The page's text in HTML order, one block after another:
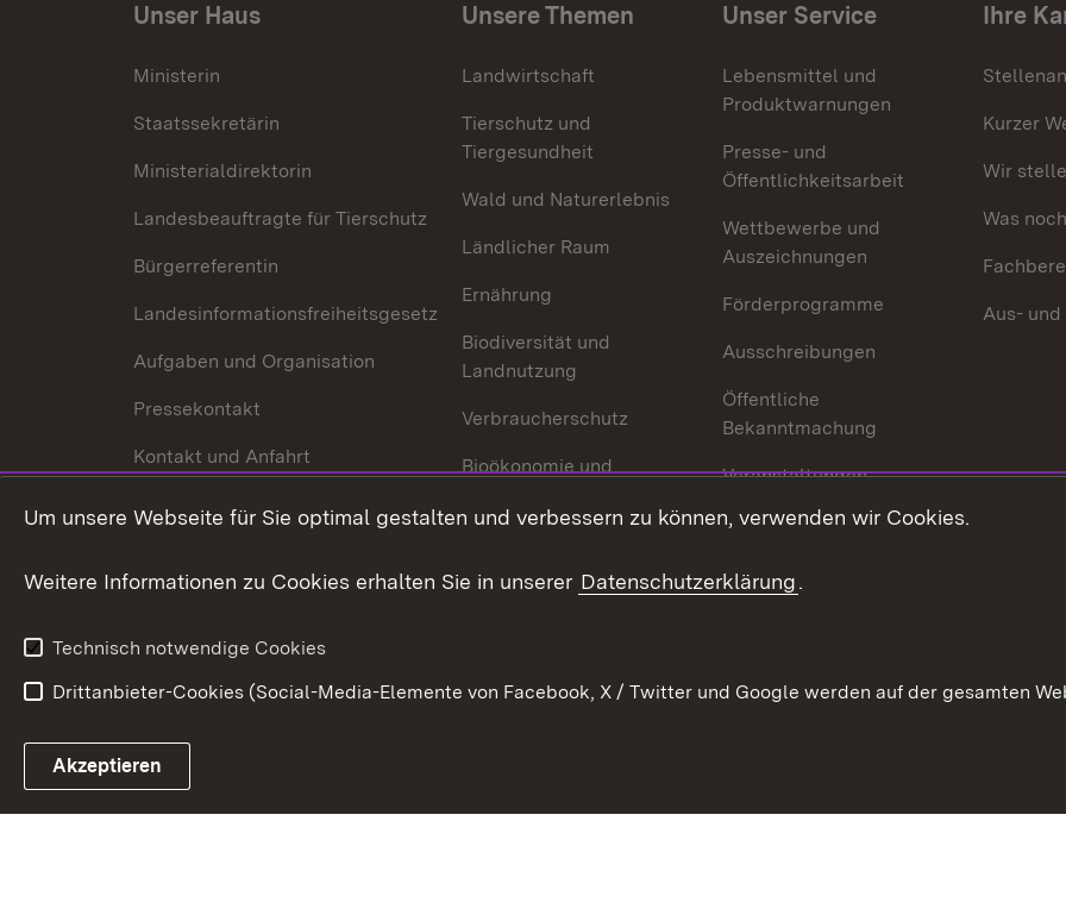
Unser Haus
Ministerin
Staatssekretärin
Ministerialdirektorin
Landesbeauftragte für Tierschutz
Bürgerreferentin
Landesinformationsfreiheitsgesetz
Aufgaben und Organisation
Pressekontakt
Kontakt und Anfahrt
Unsere Themen
Landwirtschaft
Tierschutz und
Tiergesundheit
Wald und Naturerlebnis
Ländlicher Raum
Ernährung
Biodiversität und
Landnutzung
Verbraucherschutz
Bioökonomie und
Unser Service
Lebensmittel und
Produktwarnungen
Presse- und
Öffentlichkeitsarbeit
Wettbewerbe und
Auszeichnungen
Förderprogramme
Ausschreibungen
Öffentliche
Bekanntmachung
Veranstaltungen
Mediathek
Publikationen
Ihre
Kurzer
Wir
Was
Aus-
Link zum Landesportal
Um unsere Webseite für Sie optimal gestalten und verbessern zu können, verwenden wir Cookies.
Weitere Informationen zu Cookies erhalten Sie in unserer Datenschutzerklärung.
Technisch notwendige Cookies
Drittanbieter-Cookies (Social-Media-Elemente von Facebook, X / Twitter und Google werden auf der gesamten
Akzeptieren